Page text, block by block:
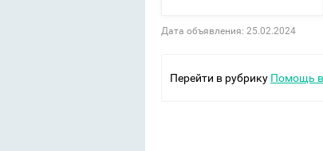
Дата объявления: 25.02.2024
Перейти в рубрику Помощь в